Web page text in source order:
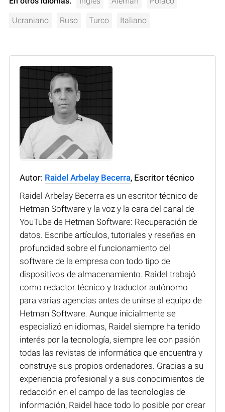
Ucraniano Ruso Turco Italiano
Autor: Raidel Arbelay Becerra, Escritor técnico
Raidel Arbelay Becerra es un escritor técnico de
Hetman Software y la voz y la cara del canal de
YouTube de Hetman Software: Recuperación de
datos. Escribe artículos, tutoriales y reseñas en
profundidad sobre el funcionamiento del
software de la empresa con todo tipo de
dispositivos de almacenamiento. Raidel trabajó
como redactor técnico y traductor autónomo
para varias agencias antes de unirse al equipo de
Hetman Software. Aunque inicialmente se
especializó en idiomas, Raidel siempre ha tenido
interés por la tecnología, siempre lee con pasión
todas las revistas de informática que encuentra y
construye sus propios ordenadores. Gracias a su
experiencia profesional y a sus conocimientos de
redacción en el campo de las tecnologías de
información, Raidel hace todo lo posible por crear